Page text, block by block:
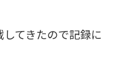
てきたので記録に